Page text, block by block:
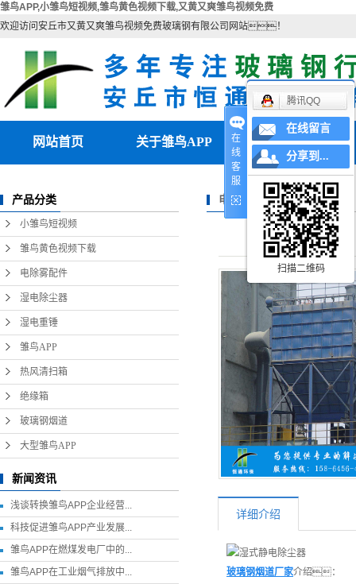
雏鸟APP,小雏鸟短视频,雏鸟黄色视频下载,又黄又爽雏鸟视频免费
欢迎访问安丘市又黄又爽雏鸟视频免费玻璃钢有限公司网站！
网站首页 关于雏鸟APP
联系雏鸟APP
营业执照
产品中心
小雏鸟短视频
雏鸟黄色视频下载
电除雾配件
湿电除尘器
湿电重锤
雏鸟APP
热风清扫箱
绝缘箱
玻璃钢烟道
大型雏鸟APP
产品分类
小雏鸟短视频
雏鸟黄色视频下载
电除雾配件
湿电除尘器
湿电重锤
雏鸟APP
热风清扫箱
绝缘箱
玻璃钢烟道
大型雏鸟APP
新闻资讯
浅谈转换雏鸟APP企业经营...
科技促进雏鸟APP产业发展...
雏鸟APP在燃煤发电厂中的...
雏鸟APP在工业烟气排放中...
电除尘器
详细介绍
玻璃钢烟道厂家介绍：
在
线
客
服
腾讯QQ
在线留言
分享到...
扫描二维码